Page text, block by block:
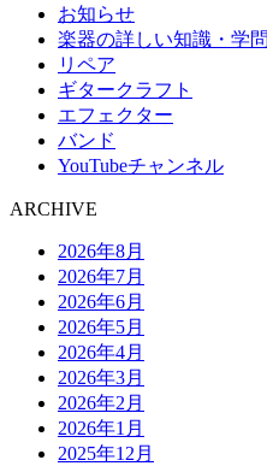
お知らせ
楽器の詳しい知識・学問
リペア
ギタークラフト
エフェクター
バンド
YouTubeチャンネル
ARCHIVE
2026年8月
2026年7月
2026年6月
2026年5月
2026年4月
2026年3月
2026年2月
2026年1月
2025年12月